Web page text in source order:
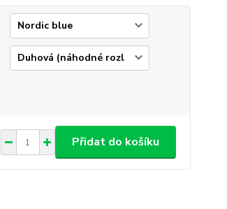
Přidat do košíku